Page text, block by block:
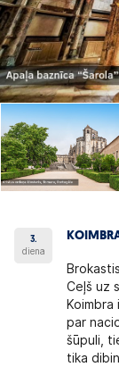
3.
diena
Ceļš uz
par
šūpuli,
tika